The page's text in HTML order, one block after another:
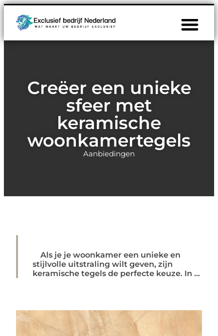
Creëer een unieke
sfeer met
keramische
woonkamertegels
Aanbiedingen
Als je je woonkamer een unieke en
stijlvolle uitstraling wilt geven, zijn
keramische tegels de perfecte keuze. In ...